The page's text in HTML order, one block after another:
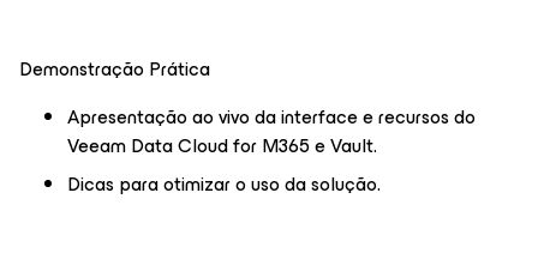
Demonstração Prática
Apresentação ao vivo da interface e recursos do
Veeam Data Cloud for M365 e Vault.
Dicas para otimizar o uso da solução.